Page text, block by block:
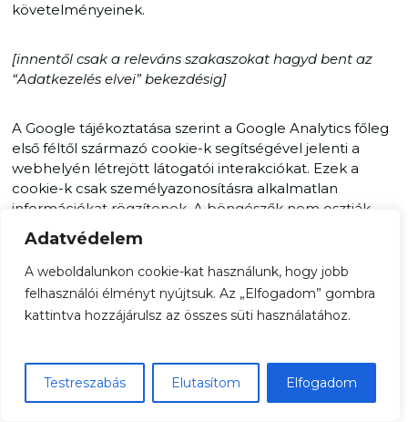
Adatvédelem
A weboldalunkon cookie-kat használunk, hogy jobb
felhasználói élményt nyújtsuk. Az „Elfogadom” gombra
kattintva hozzájárulsz az összes süti használatához.
Testreszabás Elutasítom Elfogadom
követelményeinek.
[innentől csak a releváns szakaszokat hagyd bent az
“Adatkezelés elvei” bekezdésig]
A Google tájékoztatása szerint a Google Analytics főleg
első féltől származó cookie-k segítségével jelenti a
webhelyén létrejött látogatói interakciókat. Ezek a
cookie-k csak személyazonosításra alkalmatlan
információkat rögzítenek. A böngészők nem osztják
meg a saját cookie-kat a domainek között. A cookie-ról
további információ található a
adatvédelem GYIK-ban.
GOOGLE ANALYTICS
elsősorban statisztikái előállításához használja, többek
között méri vele kampányai eredményességét. A